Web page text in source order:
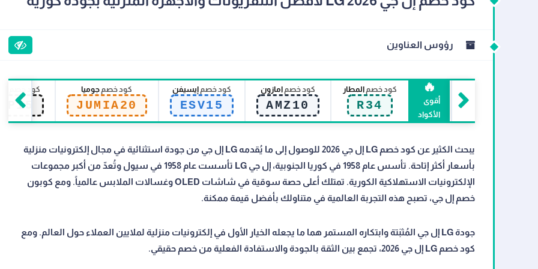
رؤوس العناوين
🔥
أقوى
الأكواد
كود خصم المطار
R34
كود خصم امازون
AMZ10
كود خصم إيسيفن
ESV15
كود خصم جوميا
JUMIA20
كود خصم
يبحث الكثير عن كود خصم LG إل جي 2026 للوصول إلى ما يُقدمه LG إل جي من جودة استثنائية في مجال إلكترونيات منزلية
بأسعار أكثر إتاحة. تأسس عام 1958 في كوريا الجنوبية، إل جي LG تأسست عام 1958 في سيول وتُعدّ من أكبر مجموعات
الإلكترونيات الاستهلاكية الكورية. تمتلك أعلى حصة سوقية في شاشات OLED وغسالات الملابس عالمياً. ومع كوبون
خصم إل جي، تصبح هذه التجربة العالمية في متناولك بأفضل قيمة ممكنة.
جودة LG إل جي المُثبَتة وابتكاره المستمر هما ما يجعله الخيار الأول في إلكترونيات منزلية لملايين العملاء حول العالم. ومع
كود خصم LG إل جي 2026، تجمع بين الثقة بالجودة والاستفادة الفعلية من خصم حقيقي.